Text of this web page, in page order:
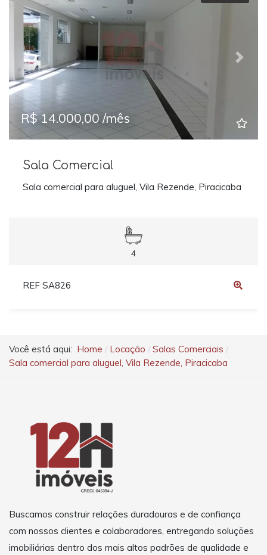
Previous Next
R$ 14.000,00 /mês
Sala Comercial
Sala comercial para aluguel, Vila Rezende, Piracicaba
4
REF SA826
Você está aqui: Home Locação
Salas Comerciais
Sala comercial para aluguel, Vila Rezende, Piracicaba
Buscamos construir relações duradouras e de confiança
com nossos clientes e colaboradores, entregando soluções
imobiliárias dentro dos mais altos padrões de qualidade e